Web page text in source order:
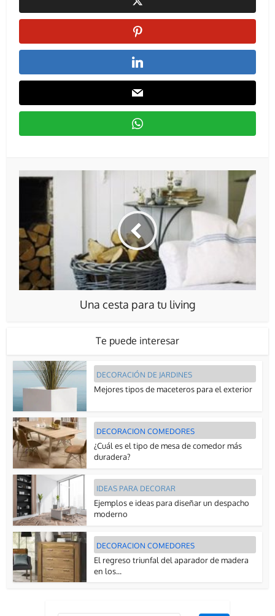
Una cesta para tu living
Te puede interesar
DECORACIÓN DE JARDINES
Mejores tipos de maceteros para el exterior
DECORACION COMEDORES
¿Cuál es el tipo de mesa de comedor más
duradera?
IDEAS PARA DECORAR
Ejemplos e ideas para diseñar un despacho
moderno
DECORACION COMEDORES
El regreso triunfal del aparador de madera
en los...